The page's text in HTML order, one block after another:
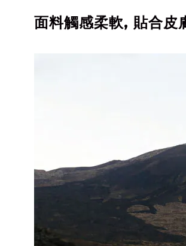
面料觸感柔軟, 貼合皮